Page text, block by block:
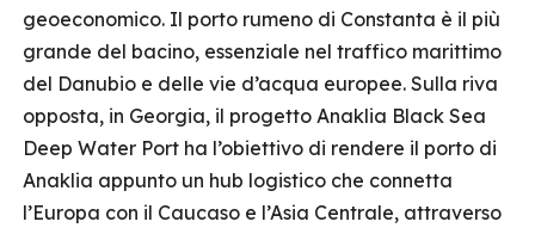
geoeconomico. Il porto rumeno di Constanta è il più
grande del bacino, essenziale nel traffico marittimo
del Danubio e delle vie d’acqua europee. Sulla riva
opposta, in Georgia, il progetto Anaklia Black Sea
Deep Water Port ha l’obiettivo di rendere il porto di
Anaklia appunto un hub logistico che connetta
l’Europa con il Caucaso e l’Asia Centrale, attraverso